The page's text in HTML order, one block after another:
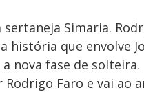
Simaria.
história que envolve
nova fase de solteira.
Faro e vai ao